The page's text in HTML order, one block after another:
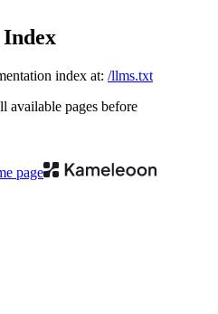
index at: /llms.txt
available pages before
page